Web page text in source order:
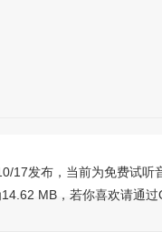
17发布，当前为免费试听
MB，若你喜欢请通
、喜爱，我们以舞会友，寻